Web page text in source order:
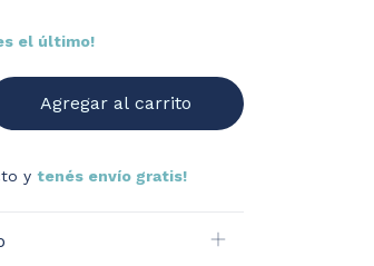
el último!
y tenés envío gratis!